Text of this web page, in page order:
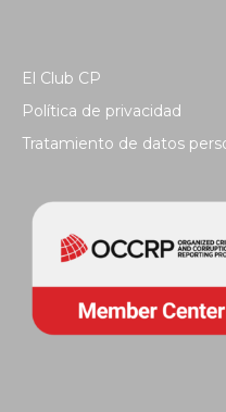
El Club CP
Política de privacidad
Tratamiento de datos